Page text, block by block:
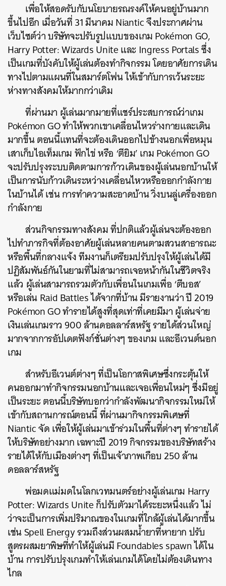
เพื่อให้สอดรับกับนโยบายรณรงค์ให้คนอยู่บ้านมาก
ขึ้นไปอีก เมื่อวันที่ 31 มีนาคม Niantic จึงประกาศผ่าน
เว็บไซต์ว่า บริษัทจะปรับรูปแบบของเกม Pokémon GO,
Harry Potter: Wizards Unite และ Ingress Portals ซึ่ง
เป็นเกมที่บังคับให้ผู้เล่นต้องทำกิจกรรม โดยอาศัยการเดิน
ทางไปตามแผนที่ในสมาร์ตโฟน ให้เข้ากับการเว้นระยะ
ห่างทางสังคมให้มากกว่าเดิม
ที่ผ่านมา ผู้เล่นมากมายที่แชร์ประสบการณ์ว่าเกม
Pokémon GO ทำให้พวกเขาเคลื่อนไหวร่างกายและเดิน
มากขึ้น ตอนนี้แทนที่จะต้องเดินออกไปข้างนอกเพื่อหมุน
เสาเก็บไอเท็มเกม ฟักไข่ หรือ ‘ตียิม’ เกม Pokémon GO
จะปรับปรุงระบบติดตามการก้าวเดินของผู้เล่นนอกบ้านให้
เป็นการนับก้าวเดินระหว่างเคลื่อนไหวหรือออกกำลังกาย
ในบ้านได้ เช่น การทำความสะอาดบ้าน วิ่งบนลู่เครื่องออก
กำลังกาย
ส่วนกิจกรรมทางสังคม ที่ปกติแล้วผู้เล่นจะต้องออก
ไปทำภารกิจที่ต้องอาศัยผู้เล่นหลายคนตามสวนสาธารณะ
หรือพื้นที่กลางแจ้ง ทีมงานก็เตรียมปรับปรุงให้ผู้เล่นได้มี
ปฏิสัมพันธ์กันในยามที่ไม่สามารถเจอหน้ากันในชีวิตจริง
แล้ว ผู้เล่นสามารถรวมตัวกับเพื่อนในเกมเพื่อ ‘ตีบอส’
หรือเล่น Raid Battles ได้จากที่บ้าน มีรายงานว่า ปี 2019
Pokémon GO ทำรายได้สูงที่สุดเท่าที่เคยมีมา ผู้เล่นจ่าย
เงินเล่นเกมราว 900 ล้านดอลลาร์สหรัฐ รายได้ส่วนใหญ่
มากจากการอัปเดตฟังก์ชั่นต่างๆ ของเกม และอีเวนต์นอก
เกม
สำหรับอีเวนต์ต่างๆ ที่เป็นโอกาสพิเศษซึ่งกระตุ้นให้
คนออกมาทำกิจกรรมนอกบ้านและเจอเพื่อนใหม่ๆ ซึ่งมีอยู่
เป็นระยะ ตอนนี้บริษัทบอกว่ากำลังพัฒนากิจกรรมใหม่ให้
เข้ากับสถานการณ์ตอนนี้ ที่ผ่านมากิจกรรมพิเศษที่
Niantic จัด เพื่อให้ผู้เล่นมาเข้าร่วมในพื้นที่ต่างๆ ทำรายได้
ให้บริษัทอย่างมาก เฉพาะปี 2019 กิจกรรมของบริษัทสร้าง
รายได้ให้กับเมืองต่างๆ ที่เป็นเจ้าภาพเกือบ 250 ล้าน
ดอลลาร์สหรัฐ
พ่อมดแม่มดในโลกเวทมนตร์อย่างผู้เล่นเกม Harry
Potter: Wizards Unite ก็ปรับตัวมาได้ระยะหนึ่งแล้ว ไม่
ว่าจะเป็นการเพิ่มปริมาณของในเกมที่ใกล้ผู้เล่นได้มากขึ้น
เช่น Spell Energy รวมถึงส่วนผสมน้ำยาที่หายาก ปรับ
สูตรผสมยาพิษที่ทำให้ผู้เล่นมี Foundables spawn ได้ใน
บ้าน การปรับปรุงเกมทำให้เล่นเกมได้โดยไม่ต้องเดินทาง
ไกล
ค้นหา
SHARE TWEET LINE EMAIL